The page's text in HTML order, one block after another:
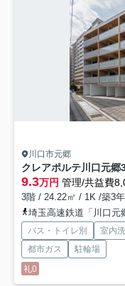
川口市元郷
クレアポルテ川口元郷
9.3万円 管理/共益費
3階 / 24.22㎡ / 1K /築3年
埼玉高速鉄道「川口元
バス・トイレ別 室内
都市ガス
駐輪場
礼0